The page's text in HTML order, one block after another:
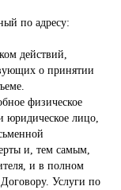
по адресу:
действий,
о принятии
физическое
юридическое лицо,
и, тем самым,
и в полном
Услуги по